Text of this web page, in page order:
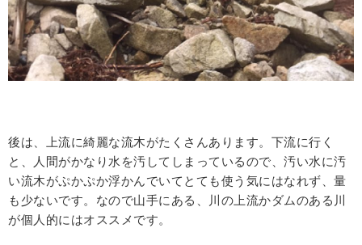
後は、上流に綺麗な流木がたくさんあります。下流に行く
と、人間がかなり水を汚してしまっているので、汚い水に汚
い流木がぷかぷか浮かんでいてとても使う気にはなれず、量
も少ないです。なので山手にある、川の上流かダムのある川
が個人的にはオススメです。